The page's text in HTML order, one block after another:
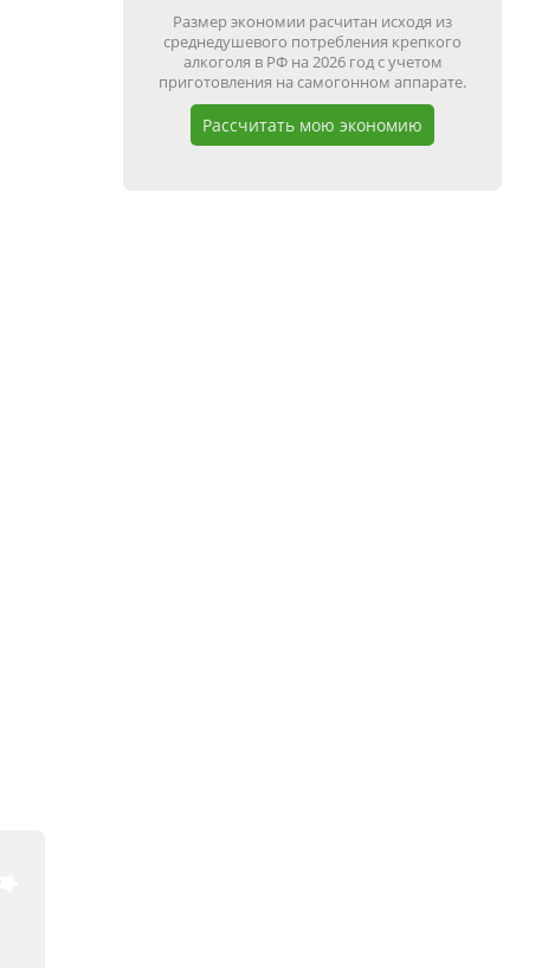
Размер экономии расчитан исходя из
среднедушевого потребления крепкого
алкоголя в РФ на 2026 год с учетом
приготовления на самогонном аппарате.
Рассчитать мою экономию